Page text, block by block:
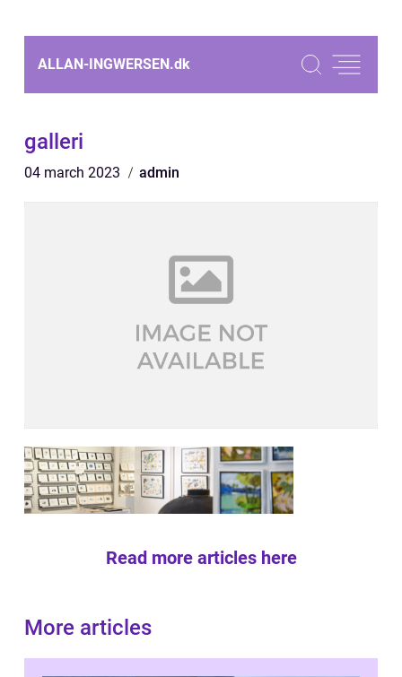
ALLAN-INGWERSEN.dk
galleri
04 march 2023 admin
Read more articles here
More articles